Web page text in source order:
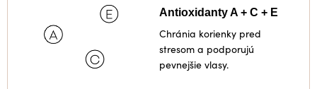
Antioxidanty A + C + E
Chránia korienky pred
stresom a podporujú
pevnejšie vlasy.